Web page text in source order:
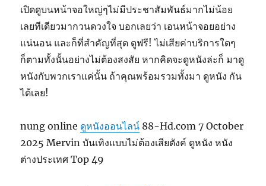
เปิดดูบนหน้าจอใหญ่ๆไม่มีประชาสัมพันธ์มากไม่น้อย
เลยทีเดียวมากวนดวงใจ บอกเลยว่า เอนหน้าจอยอย่าง
แน่นอน และก็ที่สำคัญที่สุด ดูฟรี! ไม่เสียค่าบริการใดๆ
ก็ตามทั้งนั้นอย่างไม่ต้องสงสัย หากคิดจะดูหนังล่ะก็ มาดู
หนังกับพวกเราแค่นั้น ถ้าคุณพร้อมรวมทั้งมา ดูหนัง กัน
ได้เลย!
nung online ดูหนังออนไลน์ 88-Hd.com 7 October
2025 Mervin บันเทิงแบบไม่ต้องเสียตังค์ ดูหนัง หนัง
ต่างประเทศ Top 49